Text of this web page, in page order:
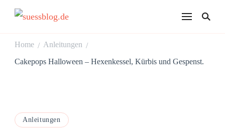
Home / Anleitungen /
Cakepops Halloween – Hexenkessel, Kürbis und Gespenst.
Anleitungen